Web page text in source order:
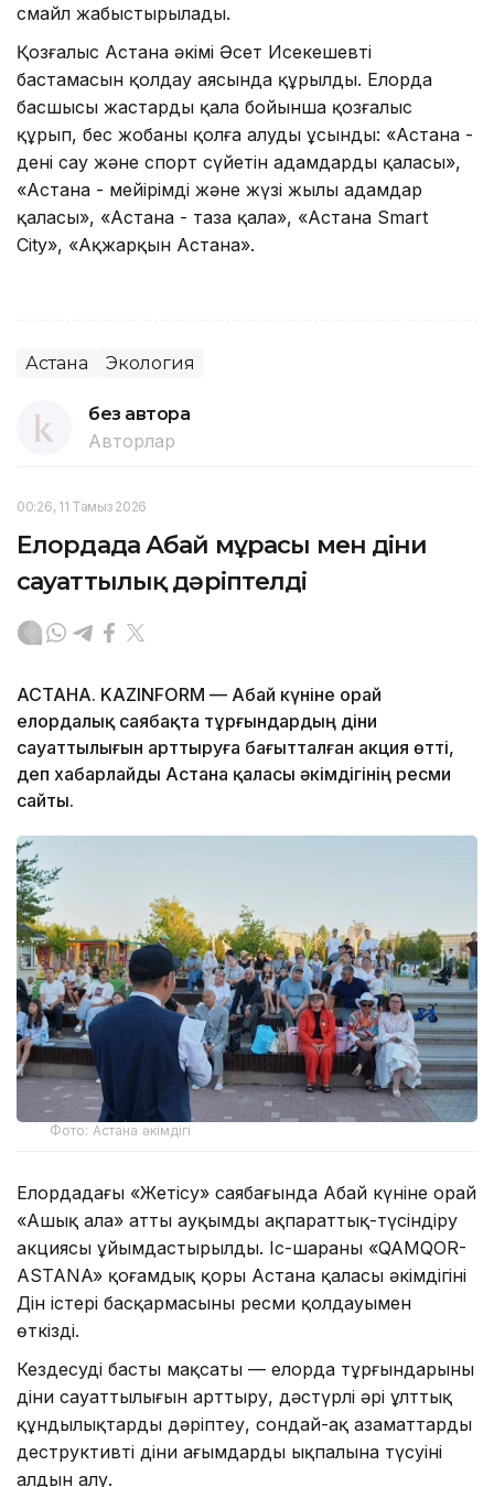
смайл жабыстырылады.
Қозғалыс Астана әкімі Әсет Исекешевтің
бастамасын қолдау аясында құрылды. Елорда
басшысы жастарды қала бойынша қозғалыс
құрып, бес жобаны қолға алуды ұсынды: «Астана -
дені сау және спорт сүйетін адамдардың қаласы»,
«Астана - мейірімді және жүзі жылы адамдар
қаласы», «Астана - таза қала», «Астана Smart
City», «Ақжарқын Астана».
Астана Экология
без автора
Авторлар
00:26, 11 Тамыз 2026
Елордада Абай мұрасы мен діни
сауаттылық дәріптелді
АСТАНА. KAZINFORM — Абай күніне орай
елордалық саябақта тұрғындардың діни
сауаттылығын арттыруға бағытталған акция өтті,
деп хабарлайды Астана қаласы әкімдігінің ресми
сайты.
Фото: Астана әкімдігі
Елордадағы «Жетісу» саябағында Абай күніне орай
«Ашық алаң» атты ауқымды ақпараттық-түсіндіру
акциясы ұйымдастырылды. Іс-шараны «QAMQOR-
ASTANA» қоғамдық қоры Астана қаласы әкімдігінің
Дін істері басқармасының ресми қолдауымен
өткізді.
Кездесудің басты мақсаты — елорда тұрғындарының
діни сауаттылығын арттыру, дәстүрлі әрі ұлттық
құндылықтарды дәріптеу, сондай-ақ азаматтардың
деструктивті діни ағымдардың ықпалына түсуінің
алдын алу.